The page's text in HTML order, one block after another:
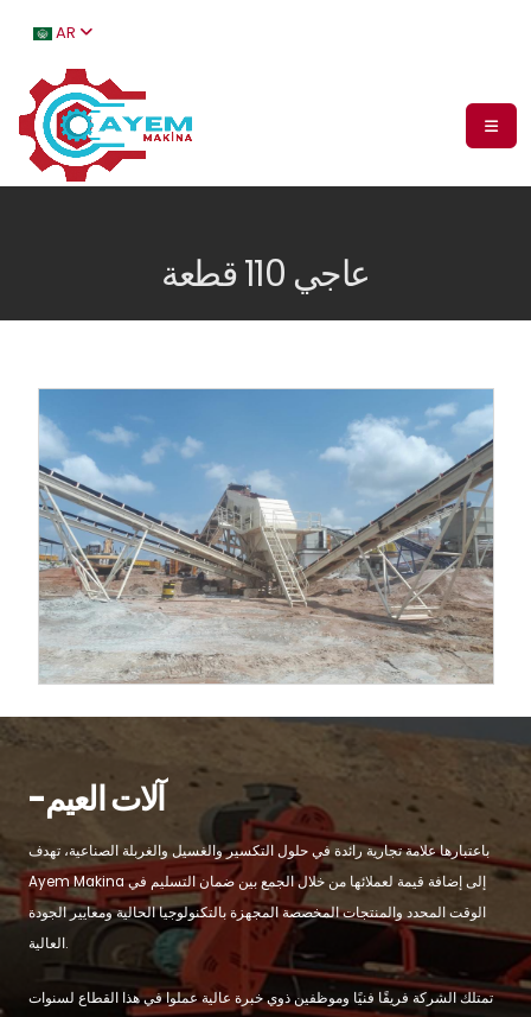
AR
عاجي 110 قطعة
-آلات العيم
باعتبارها علامة تجارية رائدة في حلول التكسير والغسيل والغربلة الصناعية، تهدف
Ayem Makina إلى إضافة قيمة لعملائها من خلال الجمع بين ضمان التسليم في
الوقت المحدد والمنتجات المخصصة المجهزة بالتكنولوجيا الحالية ومعايير الجودة
العالية.
تمتلك الشركة فريقًا فنيًا وموظفين ذوي خبرة عالية عملوا في هذا القطاع لسنوات